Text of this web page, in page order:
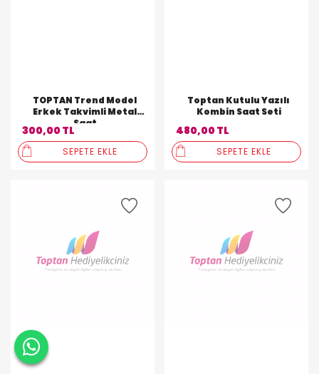
TOPTAN Trend Model
Erkek Takvimli Metal
Saat
300,00 TL
SEPETE EKLE
Toptan Kutulu Yazılı
Kombin Saat Seti
480,00 TL
SEPETE EKLE